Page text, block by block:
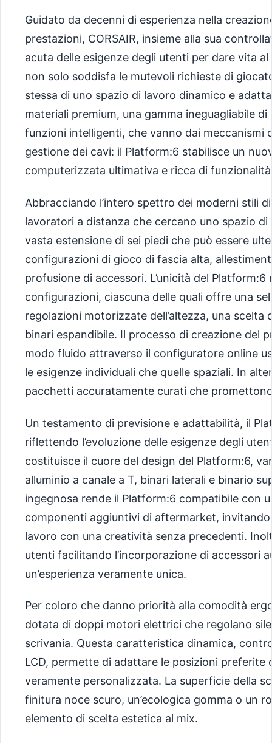
Guidato da decenni di esperienza nella
prestazioni, CORSAIR, insieme alla sua
acuta delle esigenze degli utenti per dare vita
non solo soddisfa le mutevoli richieste di
stessa di uno spazio di lavoro dinamico e
materiali premium, una gamma ineguagliabile
funzioni intelligenti, che vanno dai meccanismi
gestione dei cavi: il Platform:6 stabilisce un
computerizzata ultimativa e ricca di
Abbracciando l’intero spettro dei moderni stili
lavoratori a distanza che cercano uno spazio
vasta estensione di sei piedi che può essere
configurazioni di gioco di fascia alta,
profusione di accessori. L’unicità del
configurazioni, ciascuna delle quali offre una
regolazioni motorizzate dell’altezza, una
binari espandibile. Il processo di creazione del
modo fluido attraverso il configuratore online
le esigenze individuali che quelle spaziali. In
pacchetti accuratamente curati che
Un testamento di previsione e adattabilità, il
riflettendo l’evoluzione delle esigenze degli
costituisce il cuore del design del Platform:6,
alluminio a canale a T, binari laterali e binario
ingegnosa rende il Platform:6 compatibile con
componenti aggiuntivi di aftermarket,
lavoro con una creatività senza precedenti.
utenti facilitando l’incorporazione di accessori
un’esperienza veramente unica.
Per coloro che danno priorità alla comodità
dotata di doppi motori elettrici che regolano
scrivania. Questa caratteristica dinamica,
LCD, permette di adattare le posizioni preferite
veramente personalizzata. La superficie della
finitura noce scuro, un’ecologica gomma o un
elemento di scelta estetica al mix.